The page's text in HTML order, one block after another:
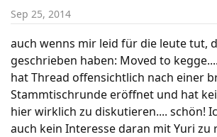
Sep 25, 2014
auch wenns mir leid für die leute tut,
geschrieben haben: Moved to
hat Thread offensichtlich nach einer
Stammtischrunde eröffnet und hat
hier wirklich zu diskutieren.... schön!
auch kein Interesse daran mit Yuri zu